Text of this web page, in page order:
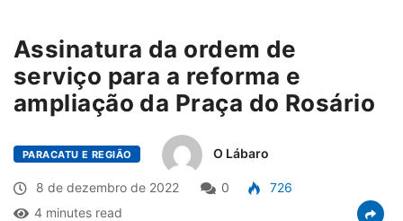
Assinatura da ordem de
serviço para a reforma e
ampliação da Praça do Rosário
PARACATU E REGIÃO O Lábaro
8 de dezembro de 2022 0
726
4 minutes read